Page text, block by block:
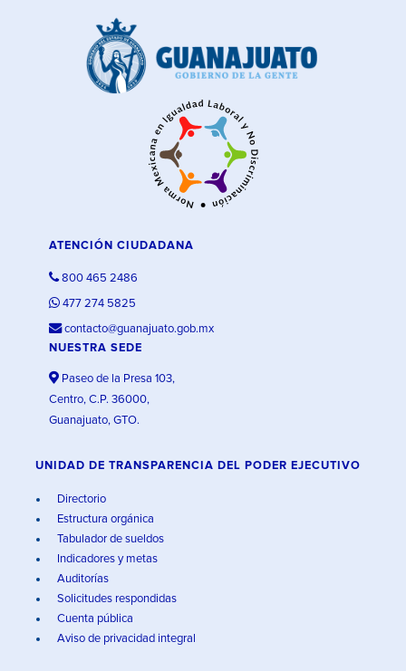
ATENCIÓN CIUDADANA
800 465 2486
477 274 5825
contacto@guanajuato.gob.mx
NUESTRA SEDE
Paseo de la Presa 103,
Centro, C.P. 36000,
Guanajuato, GTO.
UNIDAD DE TRANSPARENCIA DEL PODER EJECUTIVO
Directorio
Estructura orgánica
Tabulador de sueldos
Indicadores y metas
Auditorías
Solicitudes respondidas
Cuenta pública
Aviso de privacidad integral